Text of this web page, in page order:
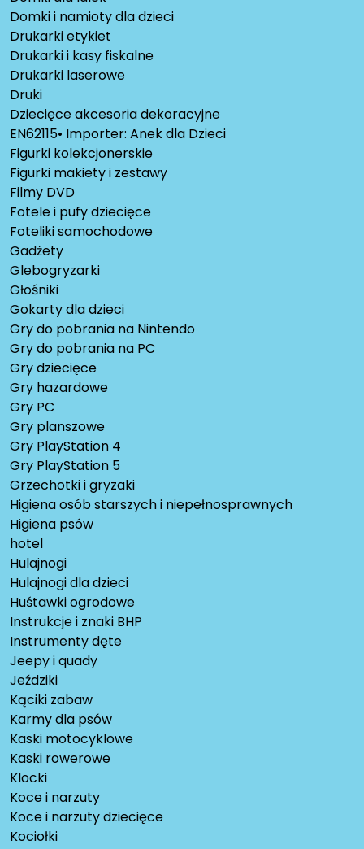
Domki i namioty dla dzieci
Drukarki etykiet
Drukarki i kasy fiskalne
Drukarki laserowe
Druki
Dziecięce akcesoria dekoracyjne
EN62115• Importer: Anek dla Dzieci
Figurki kolekcjonerskie
Figurki makiety i zestawy
Filmy DVD
Fotele i pufy dziecięce
Foteliki samochodowe
Gadżety
Glebogryzarki
Głośniki
Gokarty dla dzieci
Gry do pobrania na Nintendo
Gry do pobrania na PC
Gry dziecięce
Gry hazardowe
Gry PC
Gry planszowe
Gry PlayStation 4
Gry PlayStation 5
Grzechotki i gryzaki
Higiena osób starszych i niepełnosprawnych
Higiena psów
hotel
Hulajnogi
Hulajnogi dla dzieci
Huśtawki ogrodowe
Instrukcje i znaki BHP
Instrumenty dęte
Jeepy i quady
Jeździki
Kąciki zabaw
Karmy dla psów
Kaski motocyklowe
Kaski rowerowe
Klocki
Koce i narzuty
Koce i narzuty dziecięce
Kociołki